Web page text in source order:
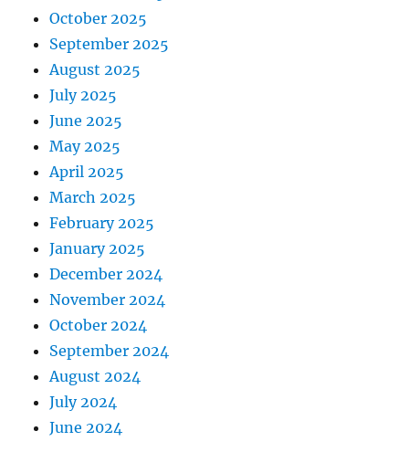
October 2025
September 2025
August 2025
July 2025
June 2025
May 2025
April 2025
March 2025
February 2025
January 2025
December 2024
November 2024
October 2024
September 2024
August 2024
July 2024
June 2024